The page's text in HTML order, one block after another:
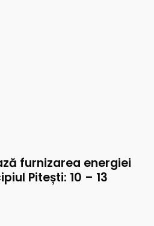
furnizarea energiei
Pitești: 10 – 13